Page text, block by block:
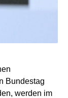
Bundestag
werden im